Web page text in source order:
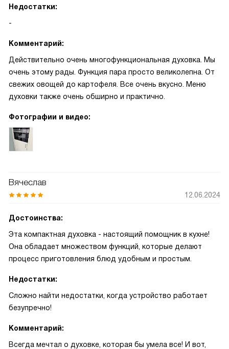
Недостатки:
-
Комментарий:
Действительно очень многофункциональная духовка. Мы
очень этому рады. Функция пара просто великолепна. От
свежих овощей до картофеля. Все очень вкусно. Меню
духовки также очень обширно и практично.
Фотографии и видео:
Вячеслав
12.06.2024
Достоинства:
Эта компактная духовка - настоящий помощник в кухне!
Она обладает множеством функций, которые делают
процесс приготовления блюд удобным и простым.
Недостатки:
Сложно найти недостатки, когда устройство работает
безупречно!
Комментарий:
Всегда мечтал о духовке, которая бы умела все! И вот,